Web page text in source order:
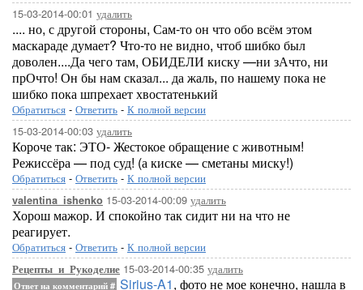
15-03-2014-00:01 удалить
.... но, с другой стороны, Сам-то он что обо всём этом
маскараде думает? Что-то не видно, чтоб шибко был
доволен....Да чего там, ОБИДЕЛИ киску —ни зАчто, ни
прОчто! Он бы нам сказал... да жаль, по нашему пока не
шибко пока шпрехает хвостатенький
Обратиться - Ответить - К полной версии
15-03-2014-00:03 удалить
Короче так: ЭТО- Жестокое обращение с животным!
Режиссёра — под суд! (а киске — сметаны миску!)
Обратиться - Ответить - К полной версии
valentina_ishenko 15-03-2014-00:09 удалить
Хорош мажор. И спокойно так сидит ни на что не
реагирует.
Обратиться - Ответить - К полной версии
Рецепты_и_Рукоделие 15-03-2014-00:35 удалить
Ответ на комментарий # Sirius-A1, фото не мое конечно, нашла в